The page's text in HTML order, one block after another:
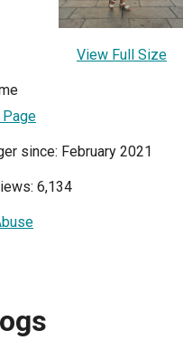
View Full Size
since: February 2021
6,134